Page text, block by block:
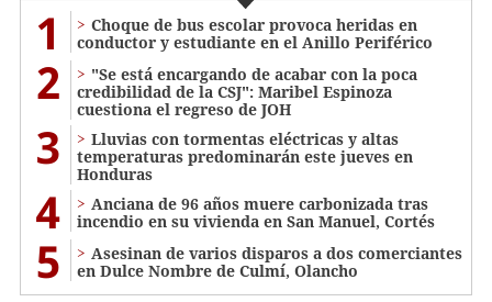
1
Choque de bus escolar provoca heridas en
conductor y estudiante en el Anillo Periférico
2
"Se está encargando de acabar con la poca
credibilidad de la CSJ": Maribel Espinoza
cuestiona el regreso de JOH
3
Lluvias con tormentas eléctricas y altas
temperaturas predominarán este jueves en
Honduras
4
Anciana de 96 años muere carbonizada tras
incendio en su vivienda en San Manuel, Cortés
5
Asesinan de varios disparos a dos comerciantes
en Dulce Nombre de Culmí, Olancho